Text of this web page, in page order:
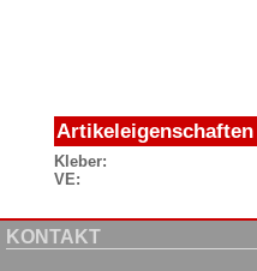
Artikeleigenschaften
Kleber:
VE:
KONTAKT